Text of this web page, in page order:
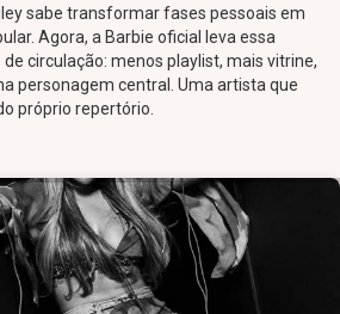
sabe transformar fases pessoais em
Agora, a Barbie oficial leva essa
circulação: menos playlist, mais vitrine,
personagem central. Uma artista que
próprio repertório.